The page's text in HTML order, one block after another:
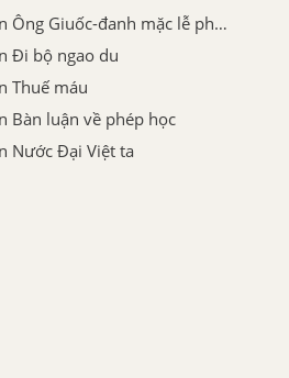
Văn bản Ông Giuốc-đanh mặc lễ phục
Đi bộ ngao du
Thuế máu
Bàn luận về phép học
Nước Đại Việt ta